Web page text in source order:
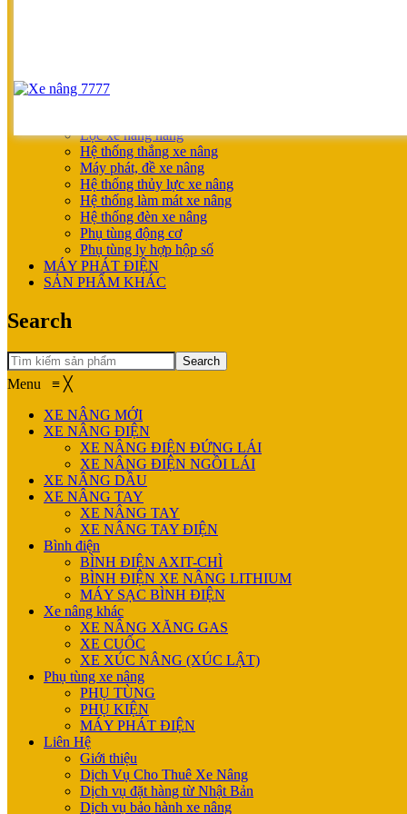
XE NÂNG TAY ĐIỆN
Lọc xe nâng hàng
Hệ thống thắng xe nâng
Máy phát, đề xe nâng
Hệ thống thủy lực xe nâng
Hệ thống làm mát xe nâng
Hệ thống đèn xe nâng
Phụ tùng động cơ
Phụ tùng ly hợp hộp số
MÁY PHÁT ĐIỆN
SẢN PHẨM KHÁC
Search
Search
Menu ≡ ╳
XE NÂNG MỚI
XE NÂNG ĐIỆN
XE NÂNG ĐIỆN ĐỨNG LÁI
XE NÂNG ĐIỆN NGỒI LÁI
XE NÂNG DẦU
XE NÂNG TAY
XE NÂNG TAY
XE NÂNG TAY ĐIỆN
Bình điện
BÌNH ĐIỆN AXIT-CHÌ
BÌNH ĐIỆN XE NÂNG LITHIUM
MÁY SẠC BÌNH ĐIỆN
Xe nâng khác
XE NÂNG XĂNG GAS
XE CUỐC
XE XÚC NÂNG (XÚC LẬT)
Phụ tùng xe nâng
PHỤ TÙNG
PHỤ KIỆN
MÁY PHÁT ĐIỆN
Liên Hệ
Giới thiệu
Dịch Vụ Cho Thuê Xe Nâng
Dịch vụ đặt hàng từ Nhật Bản
Dịch vụ bảo hành xe nâng